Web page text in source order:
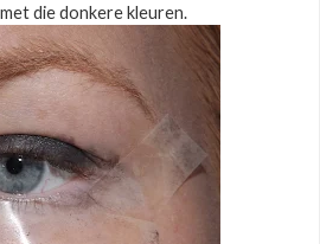
die donkere kleuren.